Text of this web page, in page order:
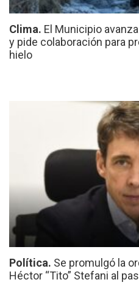
Clima. El Municipio
y pide colaboración para
hielo
Política. Se promulgó la
Héctor “Tito” Stefani al